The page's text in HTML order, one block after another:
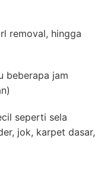
removal, hingga
beberapa jam
seperti sela
jok, karpet dasar,